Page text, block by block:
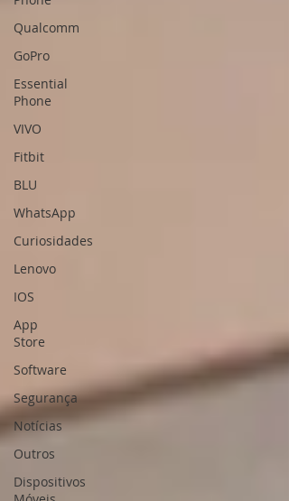
Qualcomm
GoPro
Essential
Phone
VIVO
Fitbit
BLU
WhatsApp
Curiosidades
Lenovo
IOS
App
Store
Software
Segurança
Notícias
Outros
Dispositivos